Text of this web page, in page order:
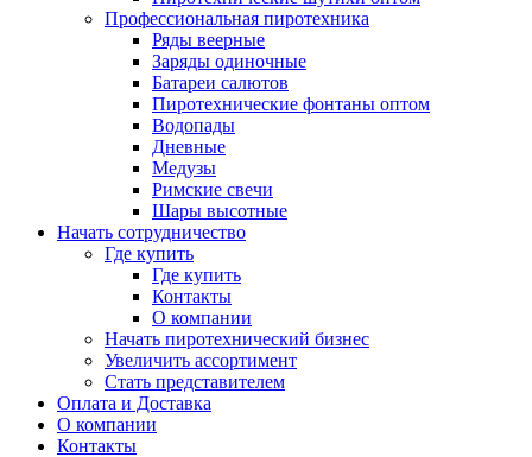
Профессиональная пиротехника
Ряды веерные
Заряды одиночные
Батареи салютов
Пиротехнические фонтаны оптом
Водопады
Дневные
Медузы
Римские свечи
Шары высотные
Начать сотрудничество
Где купить
Где купить
Контакты
О компании
Начать пиротехнический бизнес
Увеличить ассортимент
Стать представителем
Оплата и Доставка
О компании
Контакты